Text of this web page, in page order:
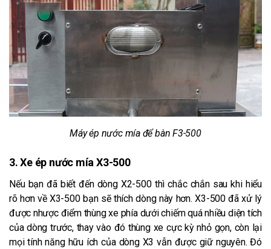
Máy ép nước mía để bàn F3-500
3. Xe ép nước mía X3-500
Nếu bạn đã biết đến dòng X2-500 thì chắc chắn sau khi hiểu
rõ hơn về X3-500 bạn sẽ thích dòng này hơn. X3-500 đã xử lý
được nhược điểm thùng xe phía dưới chiếm quá nhiều diện tích
của dòng trước, thay vào đó thùng xe cực kỳ nhỏ gọn, còn lại
mọi tính năng hữu ích của dòng X3 vẫn được giữ nguyên. Đó